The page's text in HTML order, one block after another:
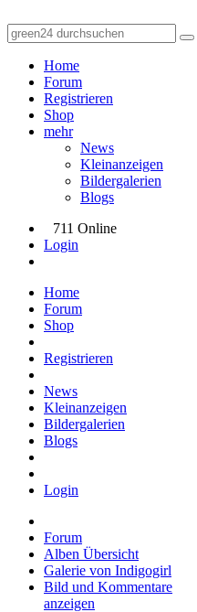
Home
Forum
Registrieren
Shop
mehr
News
Kleinanzeigen
Bildergalerien
Blogs
711 Online
Login
Home
Forum
Shop
Registrieren
News
Kleinanzeigen
Bildergalerien
Blogs
Login
Forum
Alben Übersicht
Galerie von Indigogirl
Bild und Kommentare
anzeigen